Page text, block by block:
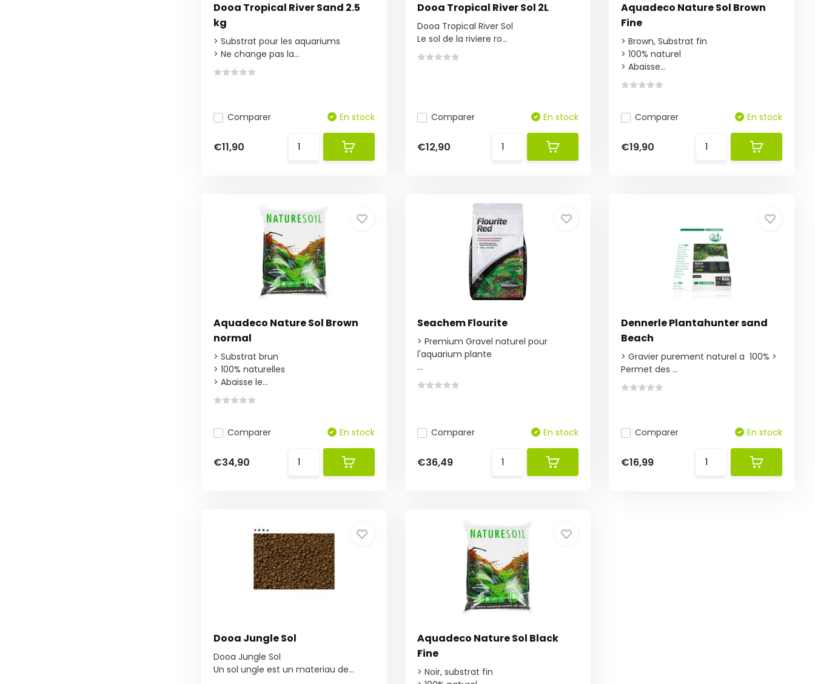
Dooa Tropical River Sand 2.5
kg
> Substrat pour les aquariums
> Ne change pas la...
Comparer En stock
€11,90
Dooa Tropical River Sol 2L
Dooa Tropical River Sol
Le sol de la riviere ro...
Comparer En stock
€12,90
Aquadeco Nature Sol Brown
Fine
> Brown, Substrat fin
> 100% naturel
> Abaisse...
Comparer En stock
€19,90
Aquadeco Nature Sol Brown
normal
> Substrat brun
> 100% naturelles
> Abaisse le...
Comparer En stock
€34,90
Seachem Flourite
> Premium Gravel naturel pour
l'aquarium plante
...
Comparer En stock
€36,49
Dennerle Plantahunter sand
Beach
> Gravier purement naturel a 100% >
Permet des ...
Comparer En stock
€16,99
Dooa Jungle Sol
Dooa Jungle Sol
Un sol ungle est un materiau de...
Aquadeco Nature Sol Black
Fine
> Noir, substrat fin